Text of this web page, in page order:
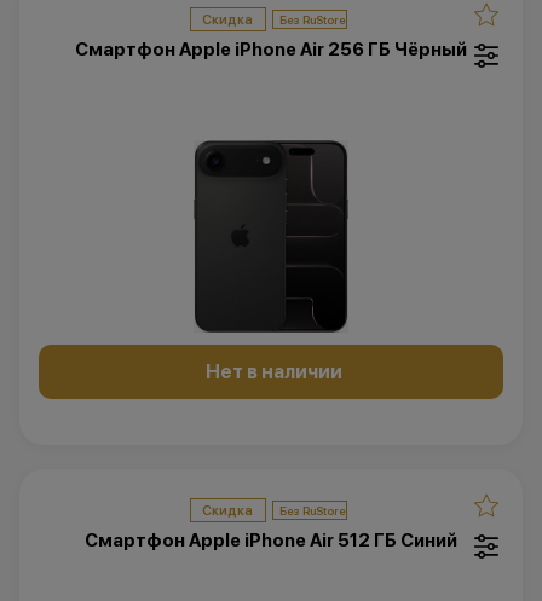
Скидка
Смартфон Apple iPhone Air 256 ГБ Чёрный
Нет в наличии
Скидка
Смартфон Apple iPhone Air 512 ГБ Синий